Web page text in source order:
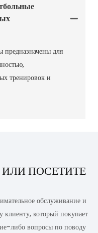
предназначены для
тренировок и
ПОСЕТИТЕ
обслуживание и
клиенту, который покупает
либо вопросы по поводу